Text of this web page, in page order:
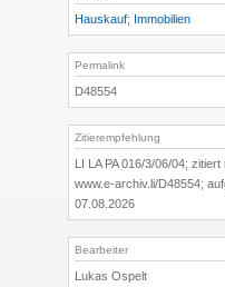
Hauskauf; Immobilien
Permalink
D48554
Zitierempfehlung
LI LA PA 016/3/06/04; zitiert
www.e-archiv.li/D48554;
07.08.2026
Bearbeiter
Lukas Ospelt